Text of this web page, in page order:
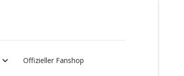
Offizieller Fanshop